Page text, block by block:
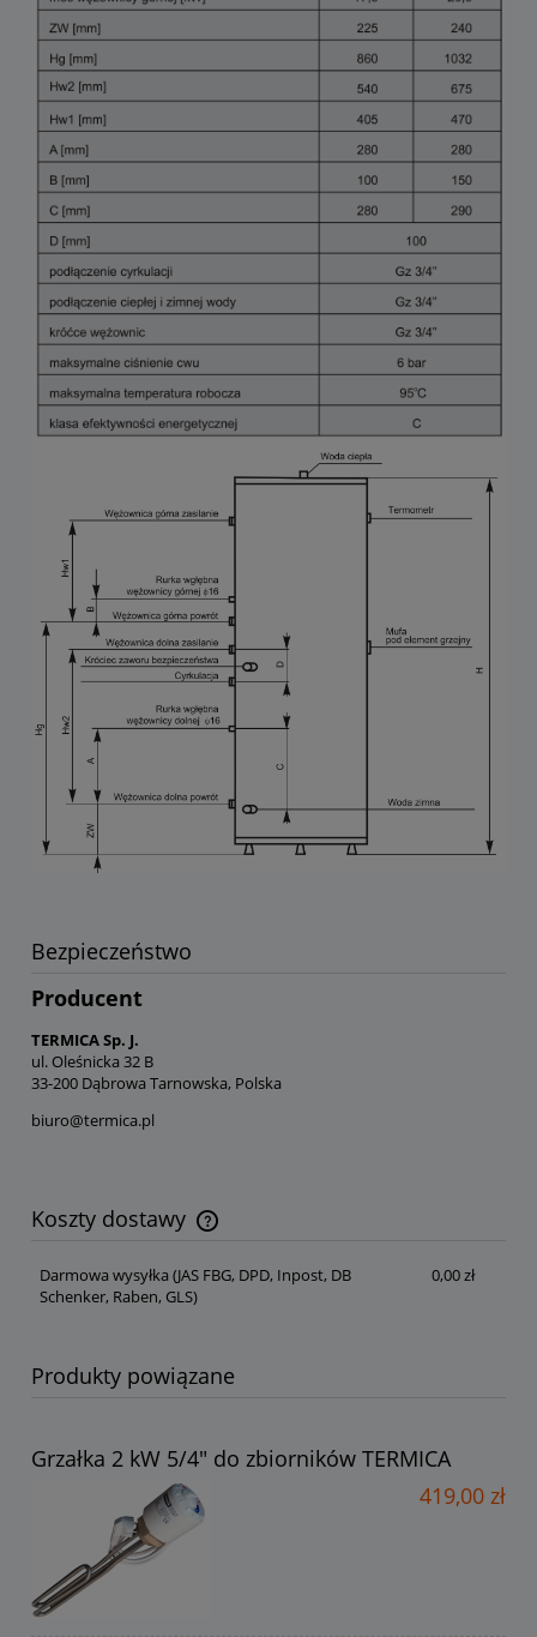
Bezpieczeństwo
Producent
TERMICA Sp. J.
ul. Oleśnicka 32 B
33-200 Dąbrowa Tarnowska, Polska
biuro@termica.pl
Koszty dostawy
Cena nie zawiera ewentualnych kosztów płatności
Darmowa wysyłka (JAS FBG, DPD, Inpost, DB
Schenker, Raben, GLS)
0,00 zł
Produkty powiązane
Grzałka 2 kW 5/4" do zbiorników TERMICA
419,00 zł